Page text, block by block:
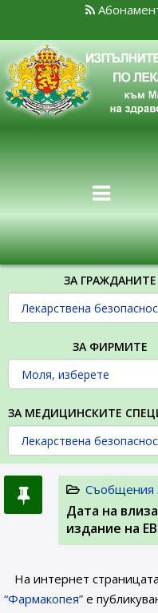
ЗА ГРАЖДАНИТЕ
ЗА ФИРМИТЕ
ЗА МЕДИЦИНСКИТЕ
Съобщения
Датa на
издание на
На интернет
“Фармакопея” е